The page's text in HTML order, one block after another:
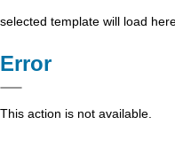
selected template will load
Error
This action is not available.